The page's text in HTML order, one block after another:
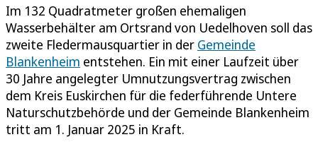
Im 132 Quadratmeter großen ehemaligen
Wasserbehälter am Ortsrand von Uedelhoven soll das
zweite Fledermausquartier in der Gemeinde
Blankenheim entstehen. Ein mit einer Laufzeit über
30 Jahre angelegter Umnutzungsvertrag zwischen
dem Kreis Euskirchen für die federführende Untere
Naturschutzbehörde und der Gemeinde Blankenheim
tritt am 1. Januar 2025 in Kraft.